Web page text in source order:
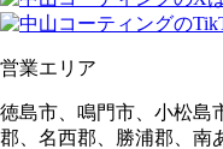
営業エリア
徳島市、鳴門市、小松島
郡、名西郡、勝浦郡、南